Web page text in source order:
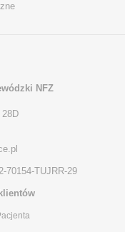
NFZ
70154-TUJRR-29